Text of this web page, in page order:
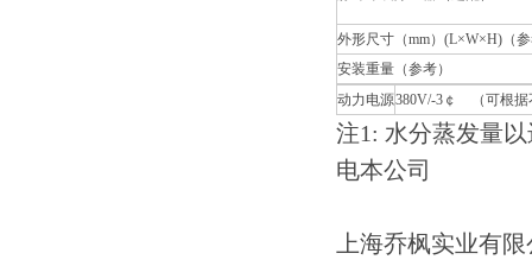
外形尺寸（mm）(L×W×H)（
安装重量（参考）
动力电源380V/-3￠ （可根据
注1: 水分蒸发量
电本公司
上海乔枫实业有